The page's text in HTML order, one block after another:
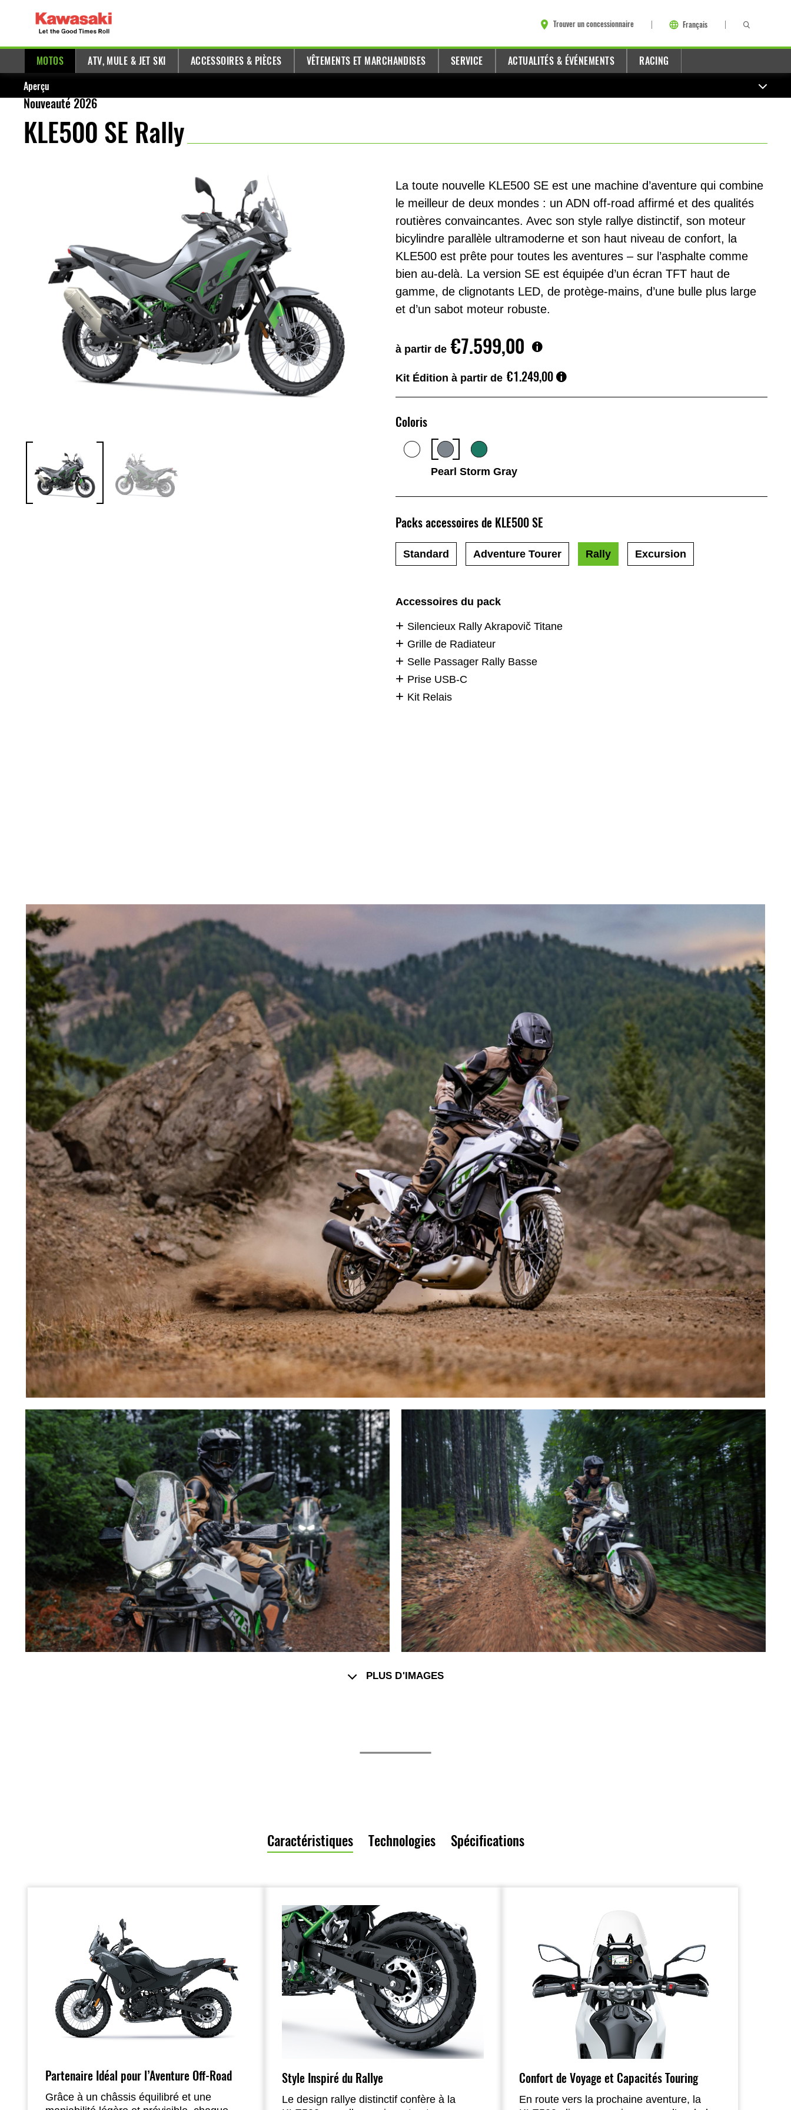
Trouver un concessionnaire Français
MOTOS ATV, MULE & JET SKI ACCESSOIRES & PIÈCES VÊTEMENTS ET MARCHANDISES SERVICE ACTUALITÉS & ÉVÉNEMENTS RACING
Aperçu
Nouveauté 2026
KLE500 SE Rally
La toute nouvelle KLE500 SE est une machine d’aventure qui combine
le meilleur de deux mondes : un ADN off-road affirmé et des qualités
routières convaincantes. Avec son style rallye distinctif, son moteur
bicylindre parallèle ultramoderne et son haut niveau de confort, la
KLE500 est prête pour toutes les aventures – sur l’asphalte comme
bien au-delà. La version SE est équipée d’un écran TFT haut de
gamme, de clignotants LED, de protège-mains, d’une bulle plus large
et d’un sabot moteur robuste.
à partir de €7.599,00
Kit Édition à partir de €1.249,00
Coloris
Pearl Storm Gray
Packs accessoires de KLE500 SE
Standard Adventure Tourer Rally Excursion
Accessoires du pack
Silencieux Rally Akrapovič Titane
Grille de Radiateur
Selle Passager Rally Basse
Prise USB-C
Kit Relais
PLUS D'IMAGES
Caractéristiques Technologies Spécifications
Partenaire Idéal pour l’Aventure Off-Road
Grâce à un châssis équilibré et une
Style Inspiré du Rallye
Le design rallye distinctif confère à la
Confort de Voyage et Capacités Touring
En route vers la prochaine aventure, la